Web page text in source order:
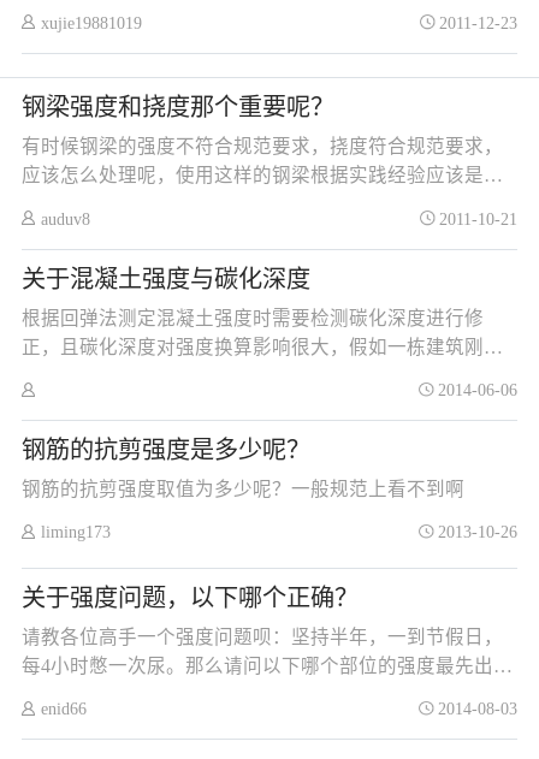
产生的问题，低温天气会不会影响混凝土结构导致我们管
xujie19881019 2011-12-23
钢梁强度和挠度那个重要呢？
有时候钢梁的强度不符合规范要求，挠度符合规范要求，
应该怎么处理呢，使用这样的钢梁根据实践经验应该是没
auduv8 2011-10-21
关于混凝土强度与碳化深度
根据回弹法测定混凝土强度时需要检测碳化深度进行修
正，且碳化深度对强度换算影响很大，假如一栋建筑刚满
变得很大，此时再回弹换算强度已不满足，难道此时结构
已不安全吗，如果是这样确定强度，那岂不是只有这半年
的时间，结构是满足设计要求的，而超出半年以后结构强
度均已不满足要求，更何谈设计年限50年呢？求大神解惑~
2014-06-06
钢筋的抗剪强度是多少呢？
钢筋的抗剪强度取值为多少呢？一般规范上看不到啊
liming173 2013-10-26
关于强度问题，以下哪个正确？
请教各位高手一个强度问题呗：坚持半年，一到节假日，
每4小时憋一次尿。那么请问以下哪个部位的强度最先出现
enid66 2014-08-03